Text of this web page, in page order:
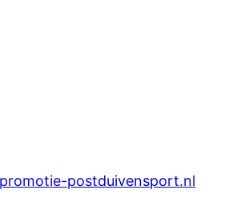
postduivensport.nl